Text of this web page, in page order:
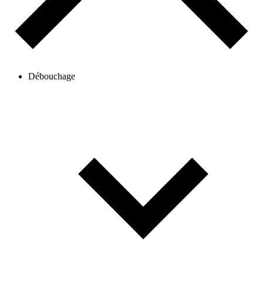
Débouchage